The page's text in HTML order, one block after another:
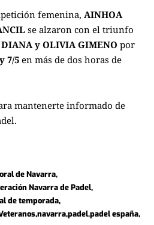
femenina, AINHOA
se alzaron con el triunfo
DIANA y OLIVIA GIMENO por
7/5 en más de dos horas de
mantenerte informado de
de Navarra
Navarra de Padel
de temporada
navarrapadelpadel españa